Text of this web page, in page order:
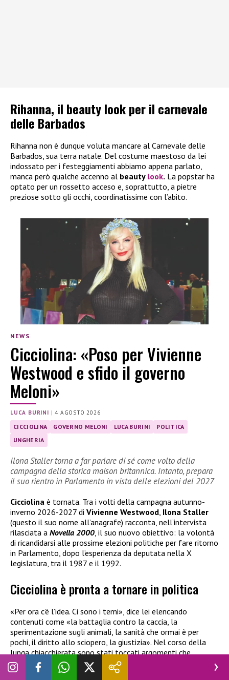
Rihanna, il beauty look per il carnevale
delle Barbados
Rihanna non è dunque voluta mancare al Carnevale delle
Barbados, sua terra natale. Del costume maestoso da lei
indossato per i festeggiamenti abbiamo appena parlato,
manca però qualche accenno al beauty look. La popstar ha
optato per un rossetto acceso e, soprattutto, a pietre
preziose sotto gli occhi, coordinatissime con l’abito.
NEWS
Cicciolina: «Poso per Vivienne
Westwood e sfido il governo
Meloni»
LUCA BURINI |4 AGOSTO 2026
CICCIOLINA GOVERNO MELONI LUCA BURINI
POLITICA
UNGHERIA
Ilona Staller torna a far parlare di sé come volto della
campagna della storica maison britannica. Intanto, prepara
il suo rientro in Parlamento in vista delle elezioni del 2027
Cicciolina è tornata. Tra i volti della campagna autunno-
inverno 2026-2027 di Vivienne Westwood Ilona Staller
(questo il suo nome all’anagrafe) racconta, nell’intervista
rilasciata a Novella 2000 , il suo nuovo obiettivo: la volontà
di ricandidarsi alle prossime elezioni politiche per fare ritorno
in Parlamento, dopo l’esperienza da deputata nella X
legislatura, tra il 1987 e il 1992.
Cicciolina è pronta a tornare in politica
«Per ora c’è l’idea. Ci sono i temi», dice lei elencando
contenuti come «la battaglia contro la caccia, la
sperimentazione sugli animali, la sanità che ormai è per
pochi, il diritto allo sciopero, la giustizia». Nel corso della
lunga chiacchierata sono stati toccati argomenti che
riguardano il passato (quello politico e quello di attrice di
film porno), il presente, commentando l’operato di